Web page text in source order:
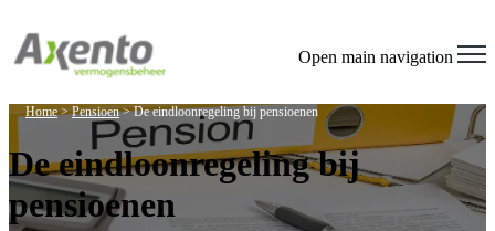
Open main navigation
Home>Pensioen>De eindloonregeling bij pensioenen
De eindloonregeling bij
pensioenen